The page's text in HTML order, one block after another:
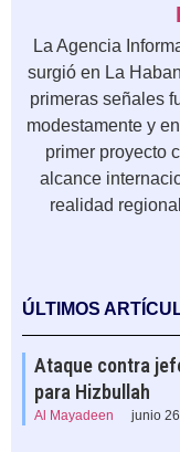
La Agencia
surgió en La
primeras señales
modestamente y
primer proyecto
alcance
realidad
ÚLTIMOS
Ataque contra
para Hizbullah
Al Mayadeen junio